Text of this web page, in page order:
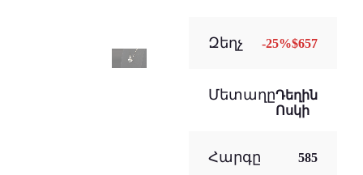
Զեղչ -25%$657
ՄետաղըԴեղին
Ոսկի
Հարգը 585